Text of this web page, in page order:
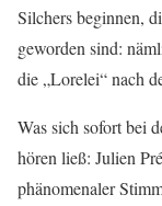
Silchers beginnen,
geworden sind:
die „Lorelei“ nach
Was sich sofort bei
hören ließ: Julien
phänomenaler